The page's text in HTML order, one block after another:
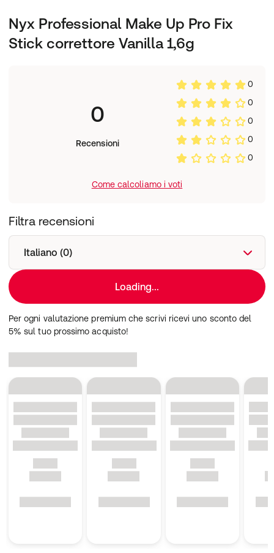
polyhydroxystearic acid • phenoxyethanol ● [+/- may
contain: ci 77491, ci 77492, ci 77499 / iron oxides • ci
77891 / titanium dioxide • ci 19140 / yellow 5 lake • ci
Nyx Professional Make Up Pro Fix
Stick correttore Vanilla 1,6g
0
Recensioni
0
0
0
0
0
Come calcoliamo i voti
Filtra recensioni
Italiano (0)
Loading...
Per ogni valutazione premium che scrivi ricevi uno sconto del
5% sul tuo prossimo acquisto!